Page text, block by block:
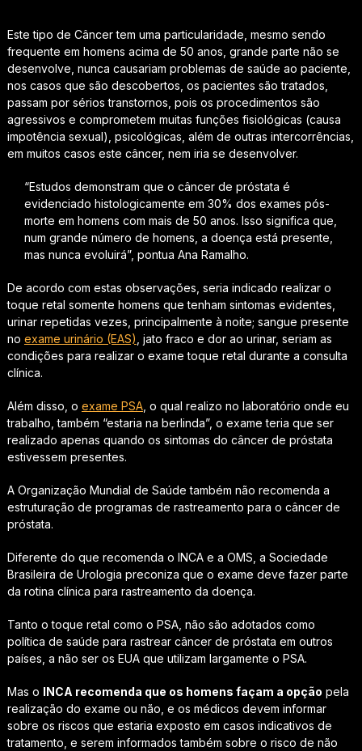
Este tipo de Câncer tem uma particularidade, mesmo sendo
frequente em homens acima de 50 anos, grande parte não se
desenvolve, nunca causariam problemas de saúde ao paciente,
nos casos que são descobertos, os pacientes são tratados,
passam por sérios transtornos, pois os procedimentos são
agressivos e comprometem muitas funções fisiológicas (causa
impotência sexual), psicológicas, além de outras intercorrências,
em muitos casos este câncer, nem iria se desenvolver.
“Estudos demonstram que o câncer de próstata é
evidenciado histologicamente em 30% dos exames pós-
morte em homens com mais de 50 anos. Isso significa que,
num grande número de homens, a doença está presente,
mas nunca evoluirá”, pontua Ana Ramalho.
De acordo com estas observações, seria indicado realizar o
toque retal somente homens que tenham sintomas evidentes,
urinar repetidas vezes, principalmente à noite; sangue presente
no exame urinário (EAS) , jato fraco e dor ao urinar, seriam as
condições para realizar o exame toque retal durante a consulta
clínica.
Além disso, o exame PSA, o qual realizo no laboratório onde eu
trabalho, também “estaria na berlinda”, o exame teria que ser
realizado apenas quando os sintomas do câncer de próstata
estivessem presentes.
A Organização Mundial de Saúde também não recomenda a
estruturação de programas de rastreamento para o câncer de
próstata.
Diferente do que recomenda o INCA e a OMS, a Sociedade
Brasileira de Urologia preconiza que o exame deve fazer parte
da rotina clínica para rastreamento da doença.
Tanto o toque retal como o PSA, não são adotados como
política de saúde para rastrear câncer de próstata em outros
países, a não ser os EUA que utilizam largamente o PSA.
Mas o INCA recomenda que os homens façam a opção pela
realização do exame ou não, e os médicos devem informar
sobre os riscos que estaria exposto em casos indicativos de
tratamento, e serem informados também sobre o risco de não